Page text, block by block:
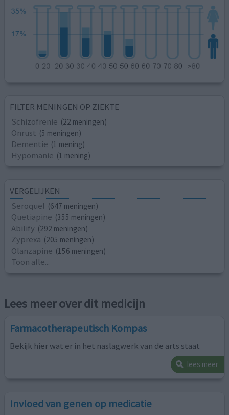
FILTER MENINGEN OP ZIEKTE
Schizofrenie (22 meningen)
Onrust (5 meningen)
Dementie (1 mening)
Hypomanie (1 mening)
VERGELIJKEN
Seroquel (647 meningen)
Quetiapine (355 meningen)
Abilify (292 meningen)
Zyprexa (205 meningen)
Olanzapine (156 meningen)
Toon alle...
Lees meer over dit medicijn
Farmacotherapeutisch Kompas
Bekijk hier wat er in het naslagwerk van de arts staat
lees meer
Invloed van genen op medicatie